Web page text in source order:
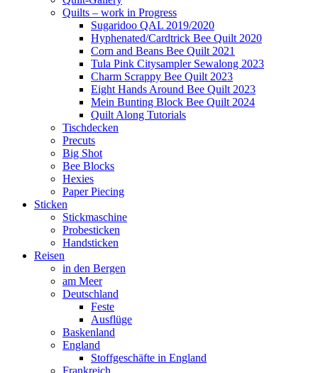
Quilts – work in Progress
Sugaridoo QAL 2019/2020
Hyphenated/Cardtrick Bee Quilt 2020
Corn and Beans Bee Quilt 2021
Tula Pink Citysampler Sewalong 2023
Charm Scrappy Bee Quilt 2023
Eight Hands Around Bee Quilt 2023
Mein Bunting Block Bee Quilt 2024
Quilt Along Tutorials
Tischdecken
Precuts
Big Shot
Bee Blocks
Hexies
Paper Piecing
Sticken
Stickmaschine
Probesticken
Handsticken
Reisen
in den Bergen
am Meer
Deutschland
Feste
Ausflüge
Baskenland
England
Stoffgeschäfte in England
Frankreich